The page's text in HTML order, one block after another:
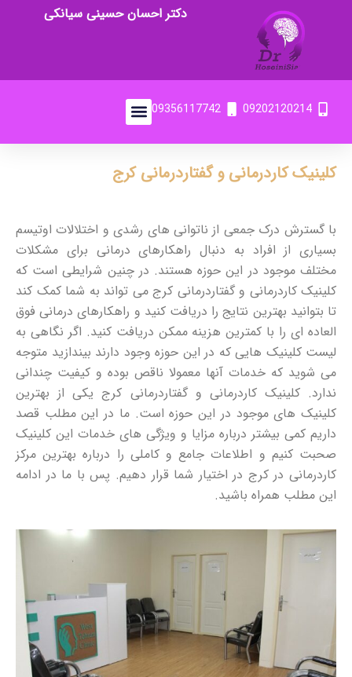
دکتر احسان حسینی سیانکی
09202120214
09356117742
کلینیک کاردرمانی و گفتاردرمانی کرج
با گسترش درک جمعی از ناتوانی های رشدی و اختلالات اوتیسم
بسیاری از افراد به دنبال راهکارهای درمانی برای مشکلات
مختلف موجود در این حوزه هستند. در چنین شرایطی است که
کلینیک کاردرمانی و گفتاردرمانی کرج می تواند به شما کمک کند
تا بتوانید بهترین نتایج را دریافت کنید و راهکارهای درمانی فوق
العاده ای را با کمترین هزینه ممکن دریافت کنید. اگر نگاهی به
لیست کلینیک هایی که در این حوزه وجود دارند بیندازید متوجه
می شوید که خدمات آنها معمولا ناقص بوده و کیفیت چندانی
ندارد. کلینیک کاردرمانی و گفتاردرمانی کرج یکی از بهترین
کلینیک های موجود در این حوزه است. ما در این مطلب قصد
داریم کمی بیشتر درباره مزایا و ویژگی های خدمات این کلینیک
صحبت کنیم و اطلاعات جامع و کاملی را درباره بهترین مرکز
کاردرمانی در کرج در اختیار شما قرار دهیم. پس با ما در ادامه
این مطلب همراه باشید.